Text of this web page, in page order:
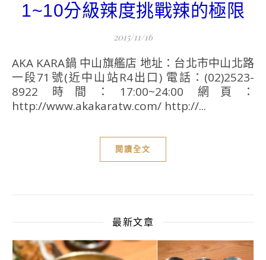
1~10分級辣度挑戰辣的極限
2015/11/16
AKA KARA鍋 中山旗艦店 地址：台北市中山北路
一段71號(近中山站R4出口) 電話：(02)2523-
8922 時間：17:00~24:00 網頁：
http://www.akakaratw.com/ http://...
閱讀全文
最新文章